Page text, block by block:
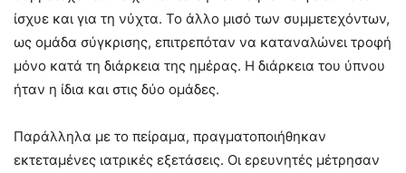
ίσχυε και για τη νύχτα. Το άλλο μισό των συμμετεχόντων,
ως ομάδα σύγκρισης, επιτρεπόταν να καταναλώνει τροφή
μόνο κατά τη διάρκεια της ημέρας. Η διάρκεια του ύπνου
ήταν η ίδια και στις δύο ομάδες.
Παράλληλα με το πείραμα, πραγματοποιήθηκαν
εκτεταμένες ιατρικές εξετάσεις. Οι ερευνητές μέτρησαν